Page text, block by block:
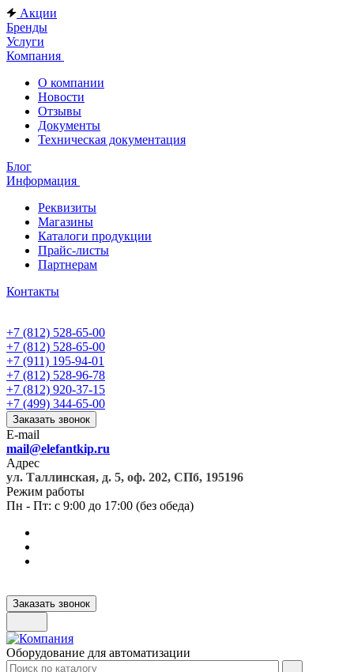
Акции
Бренды
Услуги
Компания
О компании
Новости
Отзывы
Документы
Техническая документация
Блог
Информация
Реквизиты
Магазины
Каталоги продукции
Прайс-листы
Партнерам
Контакты
+7 (812) 528-65-00
+7 (812) 528-65-00
+7 (911) 195-94-01
+7 (812) 528-96-78
+7 (812) 920-37-15
+7 (499) 344-65-00
Заказать звонок
E-mail
mail@elefantkip.ru
Адрес
ул. Таллинская, д. 5, оф. 202, СПб, 195196
Режим работы
Пн - Пт: с 9:00 до 17:00 (без обеда)
Заказать звонок
Оборудование для автоматизации